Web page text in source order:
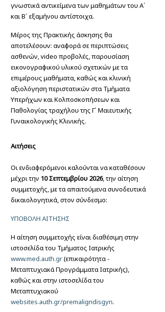
γνωστικά αντικείμενα των μαθημάτων του Α΄
και Β΄ εξαμήνου αντίστοιχα.
Μέρος της Πρακτικής άσκησης θα
αποτελέσουν: αναφορά σε περιπτώσεις
ασθενών, video προβολές, παρουσίαση
εικονογραφικού υλικού σχετικών με τα
επιμέρους μαθήματα, καθώς και κλινική
αξιολόγηση περιστατικών στα Τμήματα
Υπερήχων και Κολποσκοπήσεων και
Παθολογίας τραχήλου της Γ΄ Μαιευτικής
Γυναικολογικής Κλινικής.
Αιτήσεις
Οι ενδιαφερόμενοι καλούνται να καταθέσουν
μέχρι την 10 Σεπτεμβρίου 2026, την αίτηση
συμμετοχής, με τα απαιτούμενα συνοδευτικά
δικαιολογητικά, στον σύνδεσμο:
ΥΠΟΒΟΛΗ ΑΙΤΗΣΗΣ
Η αίτηση συμμετοχής είναι διαθέσιμη στην
ιστοσελίδα του Τμήματος Ιατρικής
www.med.auth.gr(επικαιρότητα -
Μεταπτυχιακά Προγράμματα Ιατρικής),
καθώς και στην ιστοσελίδα του
Μεταπτυχιακού
websites.auth.gr/premaligndisgyn.